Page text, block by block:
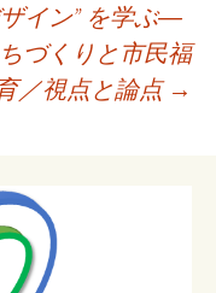
ザイン” を学ぶ―
づくりと市民福
／視点と論点 →